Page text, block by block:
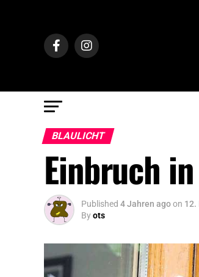
BLAULICHT
Einbruch
Published 4 Jahren agoon 12.
Byots